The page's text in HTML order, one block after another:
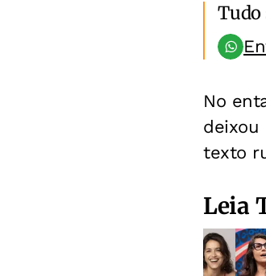
Tudo
No
deixou
texto
Leia